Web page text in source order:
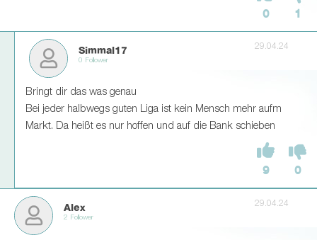
0 1
Simmal17
0 Follower
29.04.24
Bringt dir das was genau
Bei jeder halbwegs guten Liga ist kein Mensch mehr aufm
Markt. Da heißt es nur hoffen und auf die Bank schieben
9 0
Alex
2 Follower
29.04.24